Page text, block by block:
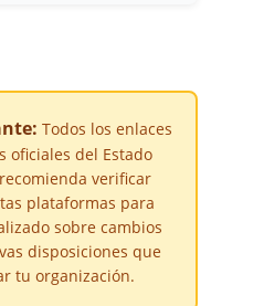
Todos los enlaces
oficiales del Estado
verificar
plataformas para
sobre cambios
disposiciones que
tu organización.